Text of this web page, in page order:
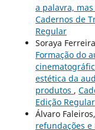
a palavra,
Cadernos de
Regular
Soraya
Formação do
estética da
produtos ,
Edição Regular
Álvaro Faleiros,
refundações e